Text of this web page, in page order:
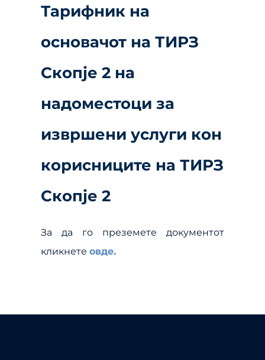
Тарифник на
основачот на ТИРЗ
Скопје 2 на
надоместоци за
извршени услуги кон
корисниците на ТИРЗ
Скопје 2
За да го преземете документот
кликнете овде.